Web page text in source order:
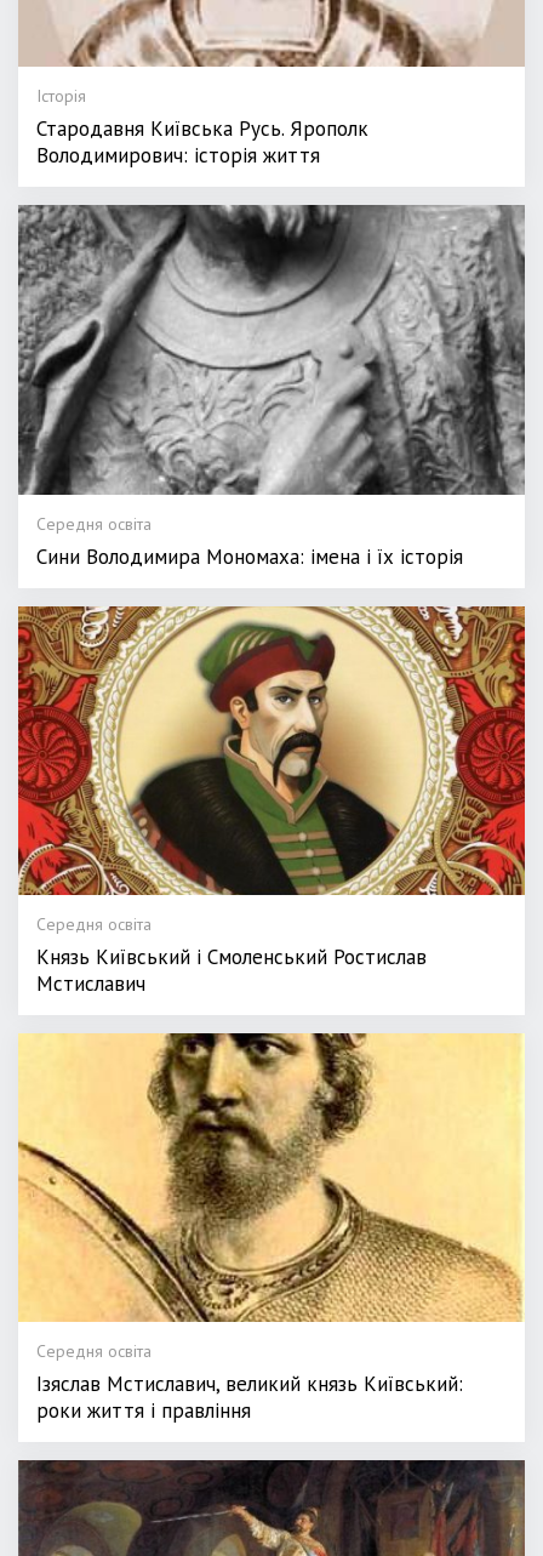
Історія
Стародавня Київська Русь. Ярополк
Володимирович: історія життя
Середня освіта
Сини Володимира Мономаха: імена і їх історія
Середня освіта
Князь Київський і Смоленський Ростислав
Мстиславич
Середня освіта
Ізяслав Мстиславич, великий князь Київський:
роки життя і правління